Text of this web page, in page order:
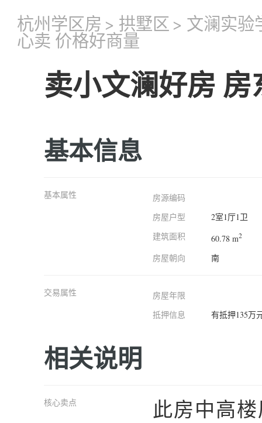
杭州学区房 > 拱墅区 > 文澜实验
心卖 价格好商量
卖小文澜好房
基本信息
基本属性
房源编码
房屋户型
2室1厅1卫
建筑面积
60.78 m2
房屋朝向 南
交易属性
房屋年限
抵押信息
有抵押135万
相关说明
核心卖点
此房中高